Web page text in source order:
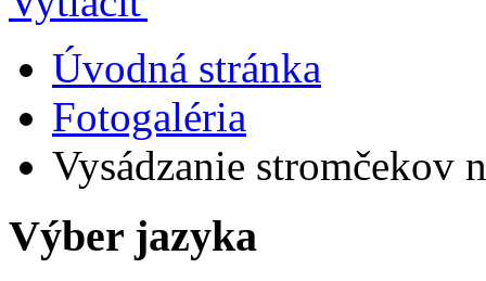
Úvodná stránka
Fotogaléria
Vysádzanie stromčekov
Výber jazyka